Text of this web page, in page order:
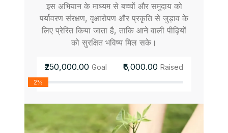
इस अभियान के माध्यम से बच्चों और समुदाय को
पर्यावरण संरक्षण, वृक्षारोपण और प्रकृति से जुड़ाव के
लिए प्रेरित किया जाता है, ताकि आने वाली पीढ़ियों
को सुरक्षित भविष्य मिल सके।
₹250,000.00 Goal ₹6,000.00 Raised
2%